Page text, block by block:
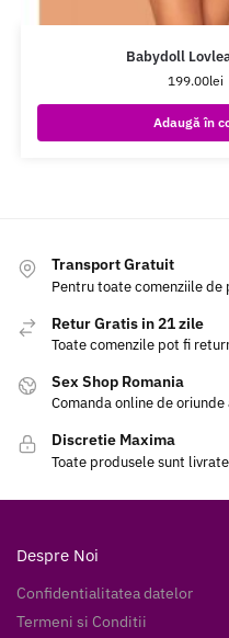
Babydoll
199.00lei
Adaugă în
Transport Gratuit
Pentru toate comenziile de
Retur Gratis in 21 zile
Toate comenzile pot fi
Sex Shop Romania
Comanda online de
Discretie Maxima
Toate produsele sunt
Despre Noi
Confidentialitatea datelor
Termeni si Conditii